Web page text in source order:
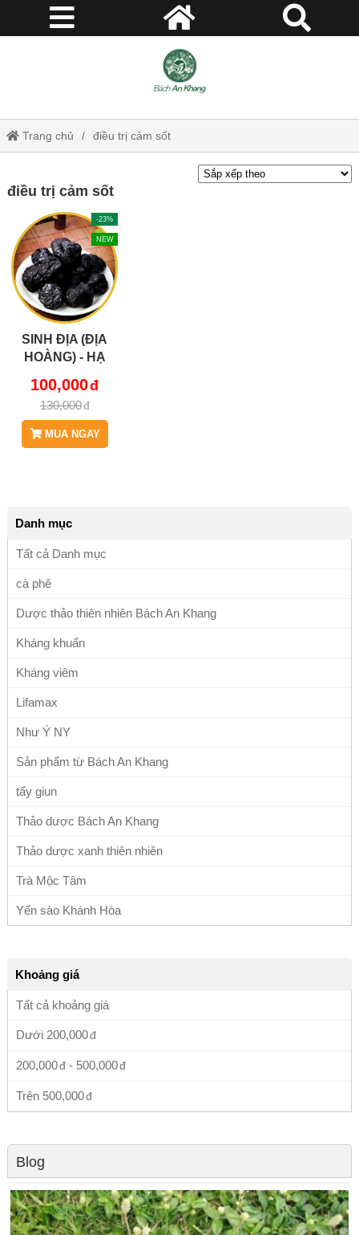
Trang chủ điều trị cảm sốt
điều trị cảm sốt
-23%
NEW
SINH ĐỊA (ĐỊA
HOÀNG) - HẠ
LÀM MẠNH TIM,
LÀM MÁT
HUYẾT, BỔ
DƯƠNG VÀ HỖ
100,000
130,000
MUA NGAY
Danh mục
Tất cả Danh mục
cà phê
Dược thảo thiên nhiên Bách An Khang
Kháng khuẩn
Kháng viêm
Lifamax
Như Ý NY
Sản phẩm từ Bách An Khang
tẩy giun
Thảo dược Bách An Khang
Thảo dược xanh thiên nhiên
Trà Mộc Tâm
Yến sào Khánh Hòa
Khoảng giá
Tất cả khoảng giá
Dưới 200,000
200,000 - 500,000
Trên 500,000
Blog